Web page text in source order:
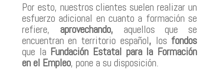
Por esto, nuestros clientes suelen realizar un
esfuerzo adicional en cuanto a formación se
refiere, aprovechando, aquellos que se
encuentran en territorio español, los fondos
que la Fundación Estatal para la Formación
en el Empleo, pone a su disposición.